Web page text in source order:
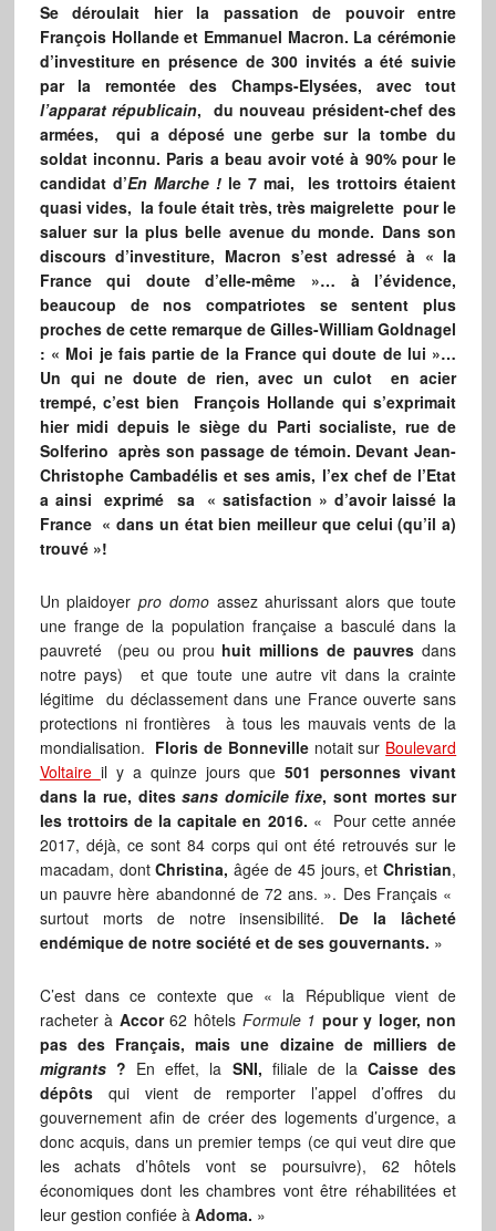
Se déroulait hier la passation de pouvoir entre
François Hollande et Emmanuel Macron. La cérémonie
d’investiture en présence de 300 invités a été suivie
par la remontée des Champs-Elysées, avec tout
l’apparat républicain, du nouveau président-chef des
armées, qui a déposé une gerbe sur la tombe du
soldat inconnu. Paris a beau avoir voté à 90% pour le
candidat d’En Marche !le 7 mai, les trottoirs étaient
quasi vides, la foule était très, très maigrelette pour le
saluer sur la plus belle avenue du monde. Dans son
discours d’investiture, Macron s’est adressé à « la
France qui doute d’elle-même »… à l’évidence,
beaucoup de nos compatriotes se sentent plus
proches de cette remarque de Gilles-William Goldnagel
: « Moi je fais partie de la France qui doute de lui »…
Un qui ne doute de rien, avec un culot en acier
trempé, c’est bien François Hollande qui s’exprimait
hier midi depuis le siège du Parti socialiste, rue de
Solferino après son passage de témoin. Devant Jean-
Christophe Cambadélis et ses amis, l’ex chef de l’Etat
a ainsi exprimé sa « satisfaction » d’avoir laissé la
France « dans un état bien meilleur que celui (qu’il a)
trouvé »!
Un plaidoyer pro domoassez ahurissant alors que toute
une frange de la population française a basculé dans la
pauvreté (peu ou prou huit millions de pauvres dans
notre pays) et que toute une autre vit dans la crainte
légitime du déclassement dans une France ouverte sans
protections ni frontières à tous les mauvais vents de la
mondialisation. Floris de Bonnevillenotait sur Boulevard
Voltaire il y a quinze jours que501 personnes vivant
dans la rue, ditessans domicile fixe, sont mortes sur
les trottoirs de la capitale en 2016. « Pour cette année
2017, déjà, ce sont 84 corps qui ont été retrouvés sur le
macadam, dontChristina, âgée de 45 jours, et Christian,
un pauvre hère abandonné de 72 ans. ». Des Français «
surtout morts de notre insensibilité. De la lâcheté
endémique de notre société et de ses gouvernants. »
C’est dans ce contexte que « la République vient de
racheter à Accor62 hôtels Formule 1 pour y loger, non
pas des Français, mais une dizaine de milliers de
migrants? En effet, la SNI, filiale de laCaisse des
dépôtsqui vient de remporter l’appel d’offres du
gouvernement afin de créer des logements d’urgence, a
donc acquis, dans un premier temps (ce qui veut dire que
les achats d’hôtels vont se poursuivre), 62 hôtels
économiques dont les chambres vont être réhabilitées et
leur gestion confiée à Adoma. »